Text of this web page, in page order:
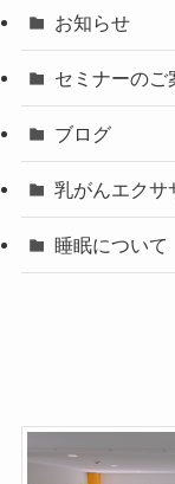
お知らせ
セミナーのご
ブログ
乳がんエクサ
睡眠について